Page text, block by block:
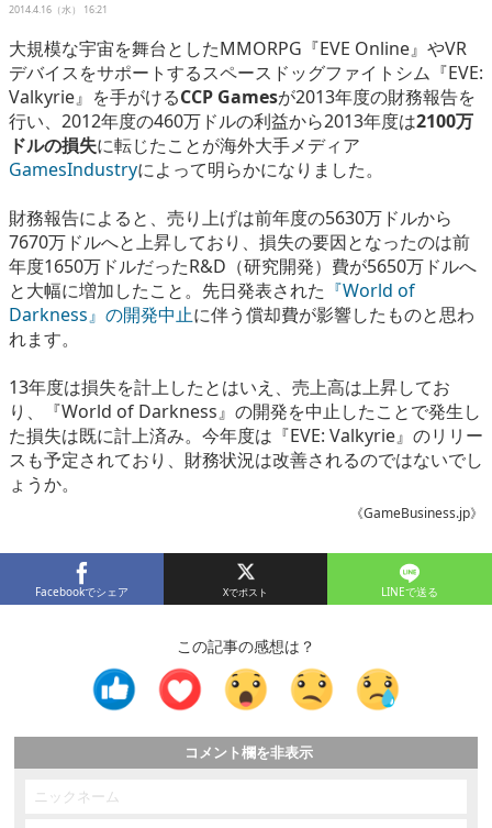
イベント/セミナー
eスポーツ
2014.4.16（水） 16:21
大規模な宇宙を舞台としたMMORPG『EVE Online』やVR
デバイスをサポートするスペースドッグファイトシム『EVE:
Valkyrie』を手がけるCCP Gamesが2013年度の財務報告を
行い、2012年度の460万ドルの利益から2013年度は2100万
ドルの損失に転じたことが海外大手メディア
GamesIndustryによって明らかになりました。
財務報告によると、売り上げは前年度の5630万ドルから
7670万ドルへと上昇しており、損失の要因となったのは前
年度1650万ドルだったR&D（研究開発）費が5650万ドルへ
と大幅に増加したこと。先日発表された 『World of
Darkness』の開発中止に伴う償却費が影響したものと思わ
れます。
13年度は損失を計上したとはいえ、売上高は上昇してお
り、『World of Darkness』の開発を中止したことで発生し
た損失は既に計上済み。今年度は『EVE: Valkyrie』のリリー
スも予定されており、財務状況は改善されるのではないでし
ょうか。
《GameBusiness.jp》
Facebookでシェア LINEで送る
この記事の感想は？
コメント欄を非表示